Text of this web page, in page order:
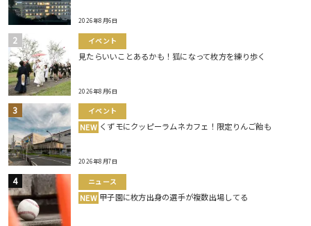
2026年8月6日
イベント
見たらいいことあるかも！狐になって枚方を練り歩く
2026年8月6日
イベント
NEW くずモにクッピーラムネカフェ！限定りんご飴も
2026年8月7日
ニュース
NEW 甲子園に枚方出身の選手が複数出場してる